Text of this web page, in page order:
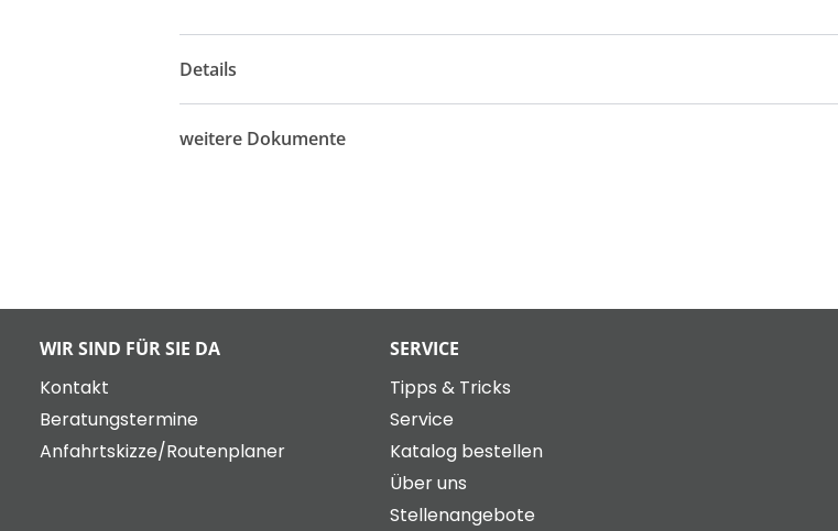
Details
weitere Dokumente
WIR SIND FÜR SIE DA
Kontakt
Beratungstermine
Anfahrtskizze/Routenplaner
SERVICE
Tipps & Tricks
Service
Katalog bestellen
Über uns
Stellenangebote